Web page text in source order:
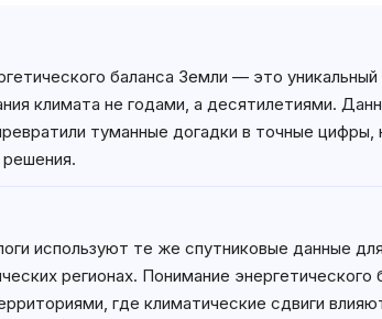
баланса Земли — это
климата не годами, а десятилетиями.
туманные догадки в точные цифры,
используют те же спутниковые данные
регионах. Понимание энергетического
где климатические сдвиги